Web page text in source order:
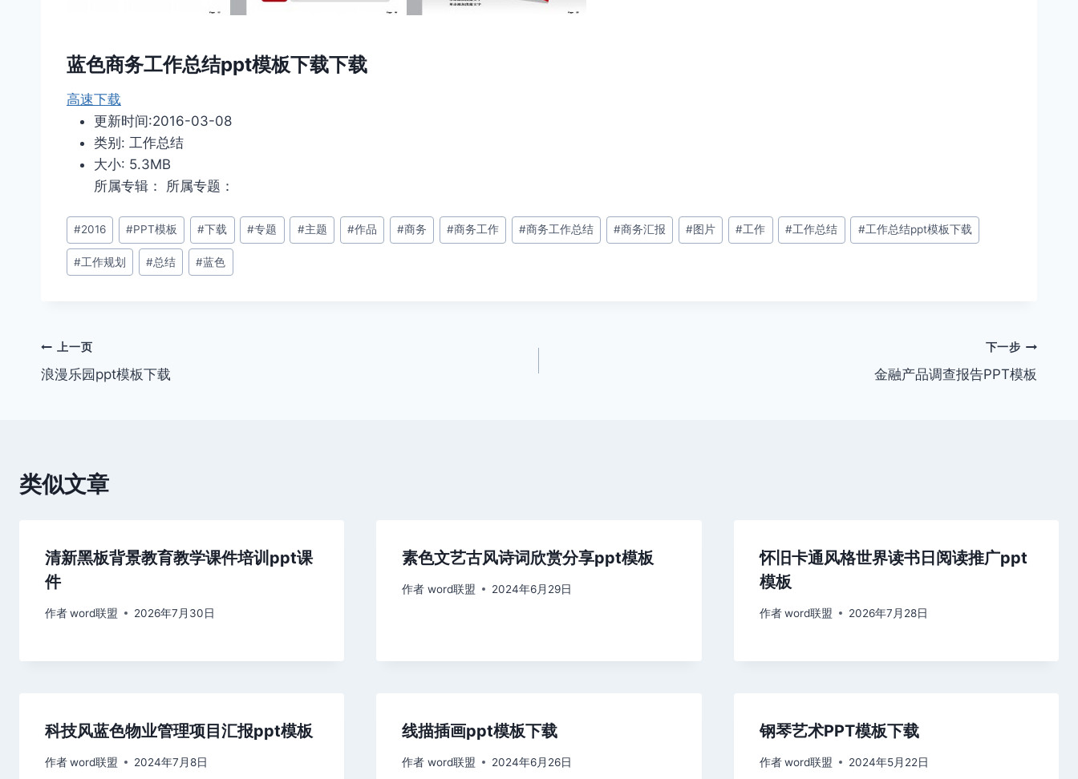
蓝色商务工作总结ppt模板下载下载
高速下载
更新时间:2016-03-08
类别: 工作总结
大小: 5.3MB
所属专辑： 所属专题：
文
章
标
#2016 #PPT模板 #下载 #专题 #主题 #作品 #商务 #商务工作 #商务工作总结 #商务汇报 #图片 #工作 #工作总结 #工作总结ppt模板下载
#工作规划 #总结 #蓝色
文
章
上一页
浪漫乐园ppt模板下载
下一步
金融产品调查报告PPT模板
类似文章
清新黑板背景教育教学课件培训ppt课
件
作者word联盟 2026年7月30日
素色文艺古风诗词欣赏分享ppt模板
作者 word联盟 2024年6月29日
怀旧卡通风格世界读书日阅读推广ppt
模板
作者 word联盟 2026年7月28日
科技风蓝色物业管理项目汇报ppt模板
作者word联盟 2024年7月8日
线描插画ppt模板下载
作者 word联盟 2024年6月26日
钢琴艺术PPT模板下载
作者 word联盟 2024年5月22日